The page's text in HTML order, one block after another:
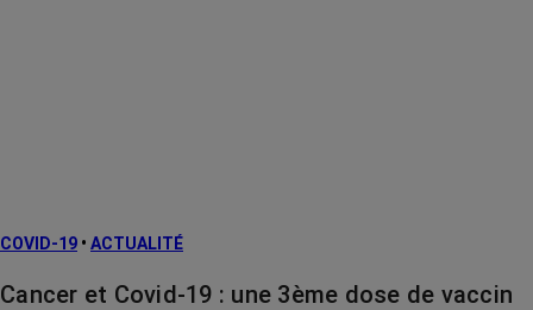
COVID-19 • ACTUALITÉ
Cancer et Covid-19 : une 3ème dose de vaccin